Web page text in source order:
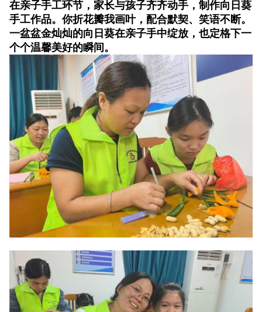
在亲子手工环节，家长与孩子齐齐动手，制作向日葵
手工作品。你折花瓣我画叶，配合默契、笑语不断。
一盆盆金灿灿的向日葵在亲子手中绽放，也定格下一
个个温馨美好的瞬间。